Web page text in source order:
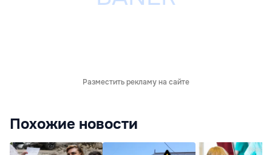
Разместить рекламу на сайте
Похожие новости